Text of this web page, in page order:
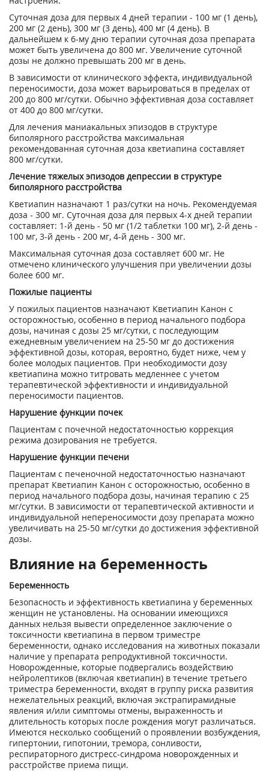
Суточная доза для первых 4 дней терапии - 100 мг (1 день),
200 мг (2 день), 300 мг (3 день), 400 мг (4 день). В
дальнейшем к 6-му дню терапии суточная доза препарата
может быть увеличена до 800 мг. Увеличение суточной
дозы не должно превышать 200 мг в день.
В зависимости от клинического эффекта, индивидуальной
переносимости, доза может варьироваться в пределах от
200 до 800 мг/сутки. Обычно эффективная доза составляет
от 400 до 800 мг/сутки.
Для лечения маниакальных эпизодов в структуре
биполярного расстройства максимальная
рекомендованная суточная доза кветиапина составляет
800 мг/сутки.
Лечение тяжелых эпизодов депрессии в структуре
биполярного расстройства
Кветиапин назначают 1 раз/сутки на ночь. Рекомендуемая
доза - 300 мг. Суточная доза для первых 4-х дней терапии
составляет: 1-й день - 50 мг (1/2 таблетки 100 мг), 2-й день -
100 мг, 3-й день - 200 мг, 4-й день - 300 мг.
Максимальная суточная доза составляет 600 мг. Не
отмечено клинического улучшения при увеличении дозы
более 600 мг.
Пожилые пациенты
У пожилых пациентов назначают Кветиапин Канон с
осторожностью, особенно в период начального подбора
дозы, начиная с дозы 25 мг/сутки, с последующим
ежедневным увеличением на 25-50 мг до достижения
эффективной дозы, которая, вероятно, будет ниже, чем у
более молодых пациентов. При необходимости дозу
кветиапина можно титровать медленнее с учетом
терапевтической эффективности и индивидуальной
переносимости пациентов.
Нарушение функции почек
Пациентам с почечной недостаточностью коррекция
режима дозирования не требуется.
Нарушение функции печени
Пациентам с печеночной недостаточностью назначают
препарат Кветиапин Канон с осторожностью, особенно в
период начального подбора дозы, начиная терапию с 25
мг/сутки. В зависимости от терапевтической активности и
индивидуальной непереносимости дозу препарата можно
увеличивать на 25-50 мг/сутки до достижения эффективной
дозы.
Влияние на беременность
Беременность
Безопасность и эффективность кветиапина у беременных
женщин не установлены. На основании имеющихся
данных нельзя вывести определенное заключение о
токсичности кветиапина в первом триместре
беременности, однако исследования на животных показали
наличие у препарата репродуктивной токсичности.
Новорожденные, которые подвергались воздействию
нейролептиков (включая кветиапин) в течение третьего
триместра беременности, входят в группу риска развития
нежелательных реакций, включая экстрапирамидные
явления и/или симптомы отмены, выраженность и
длительность которых после рождения могут различаться.
Имеются несколько сообщений о проявлении возбуждения,
гипертонии, гипотонии, тремора, сонливости,
респираторного дистресс-синдрома новорожденных и
расстройстве приема пищи.